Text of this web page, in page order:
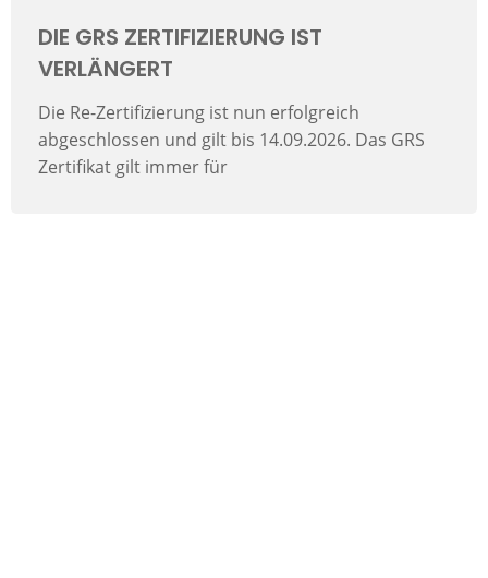
DIE GRS ZERTIFIZIERUNG IST
VERLÄNGERT
Die Re-Zertifizierung ist nun erfolgreich
abgeschlossen und gilt bis 14.09.2026. Das GRS
Zertifikat gilt immer für